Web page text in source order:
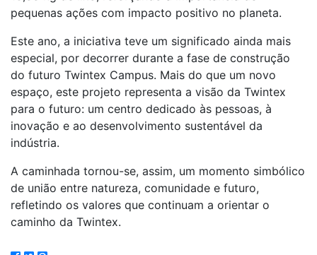
pequenas ações com impacto positivo no planeta.
Este ano, a iniciativa teve um significado ainda mais
especial, por decorrer durante a fase de construção
do futuro Twintex Campus. Mais do que um novo
espaço, este projeto representa a visão da Twintex
para o futuro: um centro dedicado às pessoas, à
inovação e ao desenvolvimento sustentável da
indústria.
A caminhada tornou-se, assim, um momento simbólico
de união entre natureza, comunidade e futuro,
refletindo os valores que continuam a orientar o
caminho da Twintex.